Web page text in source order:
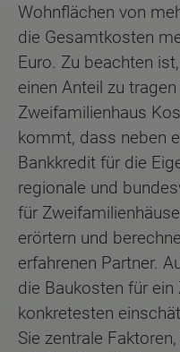
Wohnflächen von
die Gesamtkosten
Euro. Zu beachten
einen Anteil zu
Zweifamilienhaus
kommt, dass neben
Bankkredit für die
regionale und
für
erörtern und
erfahrenen Partner.
die Baukosten für
konkretesten
Sie zentrale